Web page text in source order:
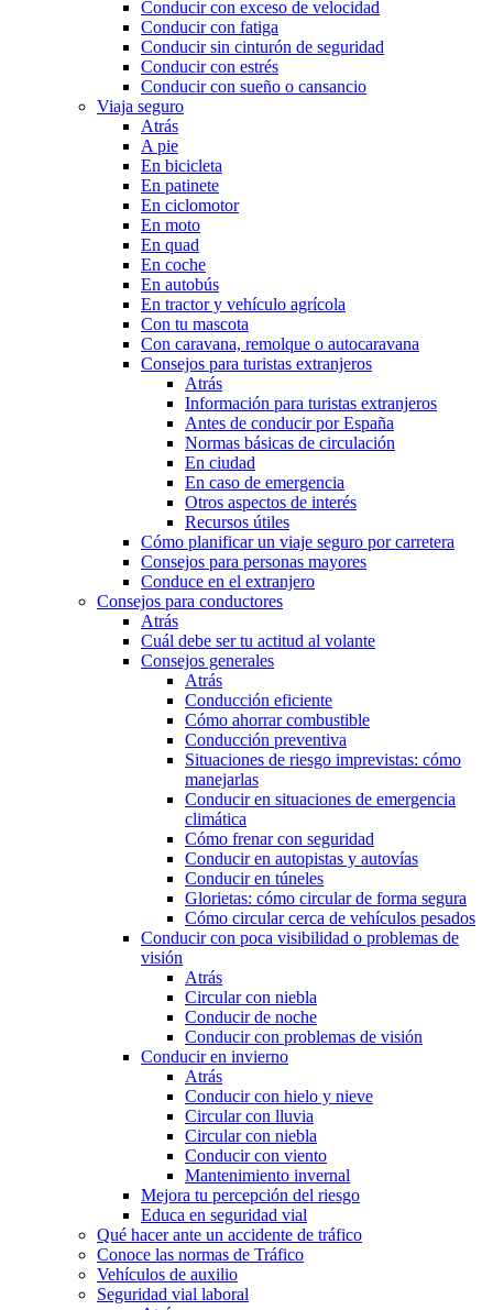
Conducir con exceso de velocidad
Conducir con fatiga
Conducir sin cinturón de seguridad
Conducir con estrés
Conducir con sueño o cansancio
Viaja seguro
Atrás
A pie
En bicicleta
En patinete
En ciclomotor
En moto
En quad
En coche
En autobús
En tractor y vehículo agrícola
Con tu mascota
Con caravana, remolque o autocaravana
Consejos para turistas extranjeros
Atrás
Información para turistas extranjeros
Antes de conducir por España
Normas básicas de circulación
En ciudad
En caso de emergencia
Otros aspectos de interés
Recursos útiles
Cómo planificar un viaje seguro por carretera
Consejos para personas mayores
Conduce en el extranjero
Consejos para conductores
Atrás
Cuál debe ser tu actitud al volante
Consejos generales
Atrás
Conducción eficiente
Cómo ahorrar combustible
Conducción preventiva
Situaciones de riesgo imprevistas: cómo
manejarlas
Conducir en situaciones de emergencia
climática
Cómo frenar con seguridad
Conducir en autopistas y autovías
Conducir en túneles
Glorietas: cómo circular de forma segura
Cómo circular cerca de vehículos pesados
Conducir con poca visibilidad o problemas de
visión
Atrás
Circular con niebla
Conducir de noche
Conducir con problemas de visión
Conducir en invierno
Atrás
Conducir con hielo y nieve
Circular con lluvia
Circular con niebla
Conducir con viento
Mantenimiento invernal
Mejora tu percepción del riesgo
Educa en seguridad vial
Qué hacer ante un accidente de tráfico
Conoce las normas de Tráfico
Vehículos de auxilio
Seguridad vial laboral